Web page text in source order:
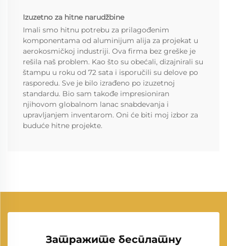
Izuzetno za hitne narudžbine
Imali smo hitnu potrebu za prilagođenim
komponentama od aluminijum alija za projekat u
aerokosmičkoj industriji. Ova firma bez greške je
rešila naš problem. Kao što su obećali, dizajnirali su
štampu u roku od 72 sata i isporučili su delove po
rasporedu. Sve je bilo izrađeno po izuzetnoj
standardu. Bio sam takođe impresioniran
njihovom globalnom lanac snabdevanja i
upravljanjem inventarom. Oni će biti moj izbor za
buduće hitne projekte.
Затражите бесплатну